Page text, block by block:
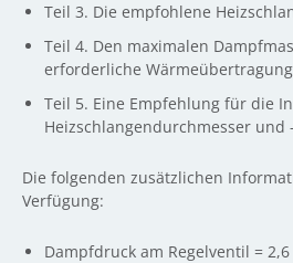
Teil 3. Die empfohlene
Teil 4. Den maximalen
erforderliche
Teil 5. Eine Empfehlung für die
Heizschlangendurchmesser und
Die folgenden zusätzlichen
Verfügung:
Dampfdruck am Regelventil =